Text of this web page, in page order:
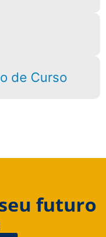
de Curso
futuro